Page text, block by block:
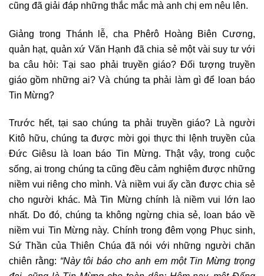
cũng đã giải đáp những thắc mắc mà anh chị em nêu lên.
Giảng trong Thánh lễ, cha Phêrô Hoàng Biên Cương,
quản hạt, quản xứ Văn Hạnh đã chia sẻ một vài suy tư với
ba câu hỏi: Tại sao phải truyền giáo? Đối tượng truyền
giáo gồm những ai? Và chúng ta phải làm gì để loan báo
Tin Mừng?
Trước hết, tại sao chúng ta phải truyền giáo? Là người
Kitô hữu, chúng ta được mời gọi thực thi lệnh truyền của
Đức Giêsu là loan báo Tin Mừng. Thật vậy, trong cuộc
sống, ai trong chúng ta cũng đều cảm nghiệm được những
niềm vui riêng cho mình. Và niềm vui ấy cần được chia sẻ
cho người khác. Mà Tin Mừng chính là niềm vui lớn lao
nhất. Do đó, chúng ta không ngừng chia sẻ, loan báo về
niềm vui Tin Mừng này. Chính trong đêm vọng Phục sinh,
Sứ Thần của Thiên Chúa đã nói với những người chăn
chiên rằng: “Này tôi báo cho anh em một Tin Mừng trọng